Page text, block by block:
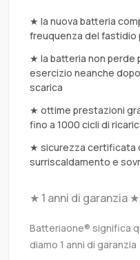
★ la nuova batteria
freuquenza del fastidio
★ la batteria non perde
esercizio neanche
scarica
★ ottime prestazioni
fino a 1000 cicli di
★ sicurezza certificata
surriscaldamento e
★ 1 anni di garanzia ★
Batteriaone® significa
diamo 1 anni di garanzia